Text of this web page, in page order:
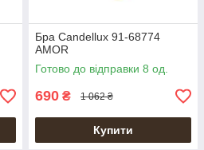
Бра Candellux 91-68774
AMOR
Готово до відправки 8 од.
690 ₴ 1 062 ₴
Купити